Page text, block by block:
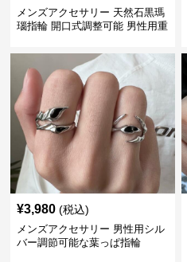
メンズアクセサリー 天然石黒瑪
瑙指輪 開口式調整可能 男性用重
¥3,980 (税込)
メンズアクセサリー 男性用シル
バー調節可能な葉っぱ指輪